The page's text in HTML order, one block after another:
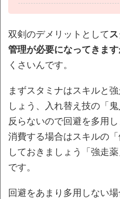
双剣のデメリットとして
管理が必要になってきま
くさいんです。
まずスタミナはスキルと
しょう、入れ替え技の「
反らないので回避を多用
消費する場合はスキルの
しておきましょう「強走
です。
回避をあまり多用しない